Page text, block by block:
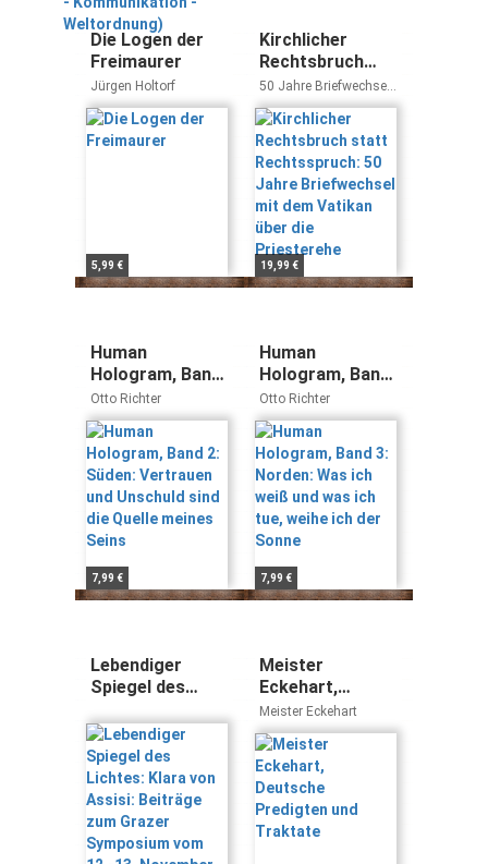
Die Logen der
Freimaurer
Jürgen Holtorf
5,99 €
Kirchlicher
Rechtsbruch
statt
Rechtsspruch:
50 Jahre
Briefwechsel mit
dem Vatikan
über die
Priesterehe
50 Jahre Briefwechsel
mit dem Vatikan über
die Priesterehe. Mit
einem Nachwort von
Georg Denzler
19,99 €
Human
Hologram, Band
2: Süden:
Vertrauen und
Unschuld sind
die Quelle
meines Seins
Otto Richter
7,99 €
Human
Hologram, Band
3: Norden: Was
ich weiß und was
ich tue, weihe
ich der Sonne
Otto Richter
7,99 €
Lebendiger
Spiegel des
von Assisi:
Beiträge zum
Grazer
Symposium vom
12.-13.
November 2010
Meister
Eckehart,
Deutsche
Predigten und
Traktate
Meister Eckehart